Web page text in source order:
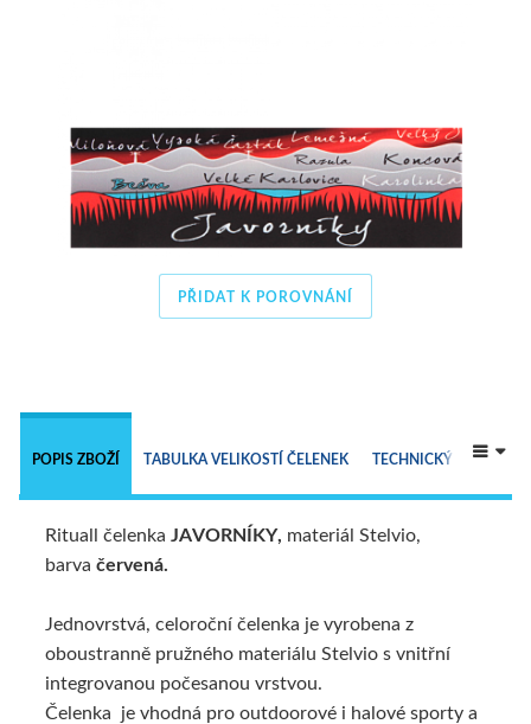
PŘIDAT K POROVNÁNÍ
 
POPIS ZBOŽÍ TABULKA VELIKOSTÍ ČELENEK TECHNICKÝ POPIS
ALTERNATIVNÍ ZBOŽÍ
Rituall čelenka JAVORNÍKY, materiál Stelvio,
barvačervená.
Jednovrstvá, celoroční čelenka je vyrobena z
oboustranně pružného materiálu Stelvio s vnitřní
integrovanou počesanou vrstvou.
Čelenka je vhodná pro outdoorové i halové sporty a